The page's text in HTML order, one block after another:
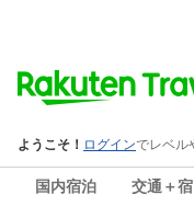
国内宿泊 交通＋宿